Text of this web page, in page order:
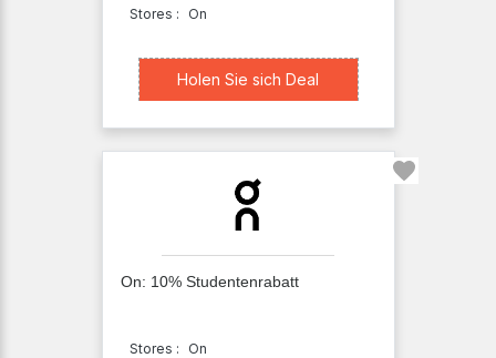
Stores : On
Holen Sie sich Deal
Holen Sie sich Deal
On: 10% Studentenrabatt
Stores : On